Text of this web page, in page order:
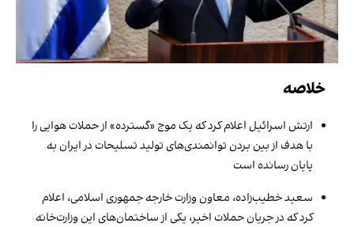
خلاصه
ارتش اسرائیل اعلام کرد که یک موج «گسترده» از حملات هوایی را
با هدف از بین بردن توانمندی‌های تولید تسلیحات در ایران به
پایان رسانده است
سعید خطیب‌زاده، معاون وزارت خارجه جمهوری اسلامی، اعلام
کرد که در جریان حملات اخیر، یکی از ساختمان‌های این وزارت‌خانه